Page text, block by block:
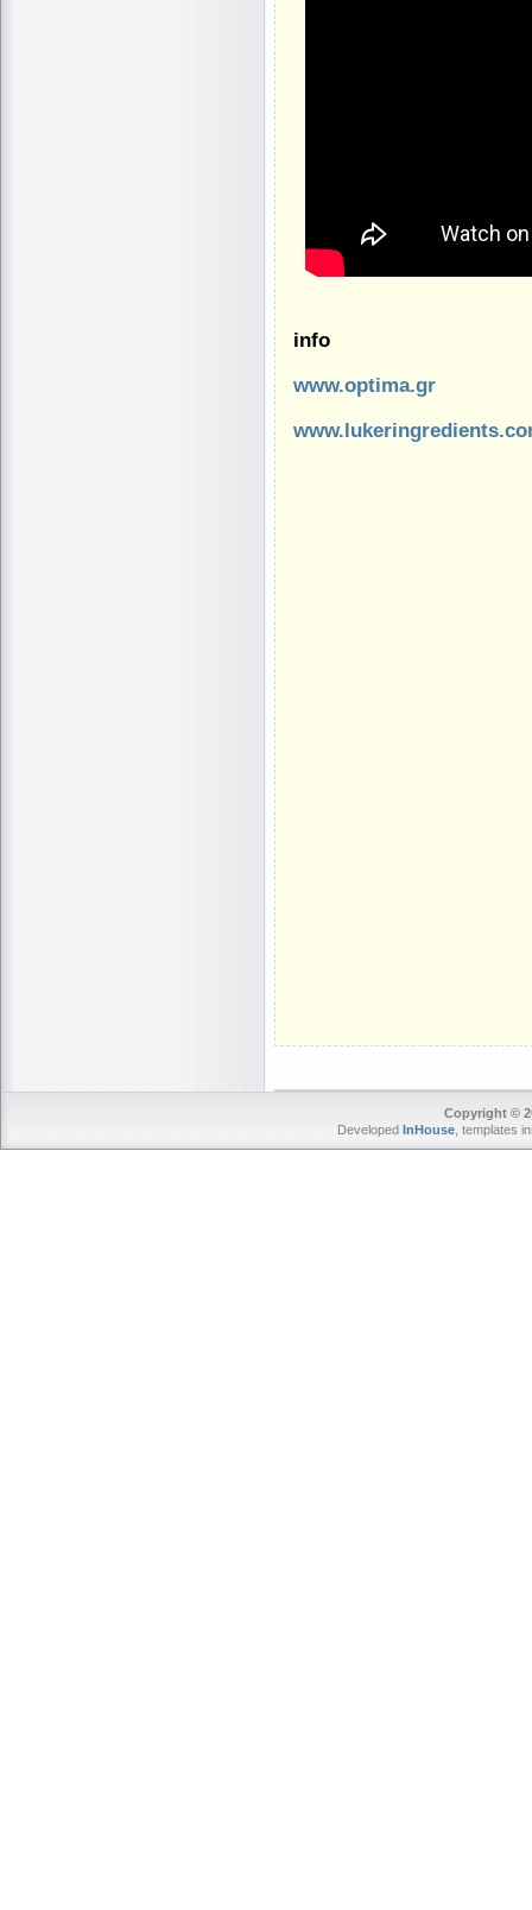
info
www.optima.gr
Copyright ©
Developed InHouse, templates